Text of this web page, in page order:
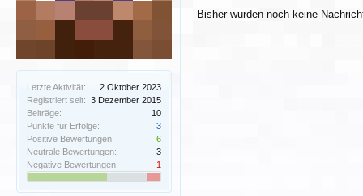
Letzte Aktivität:
2 Oktober 2023
Registriert seit: 3 Dezember 2015
Beiträge:
10
Punkte für Erfolge:
3
Positive Bewertungen:
6
Neutrale Bewertungen:
3
Negative Bewertungen:
1
Bisher wurden noch keine